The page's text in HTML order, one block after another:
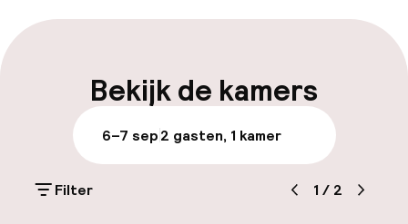
Meertalige medewerkers
Parkeren & mobiliteit
Parkeergelegenheid op eigen terrein
(buiten)
Bekijk de kamers
6–7 sep2 gasten, 1 kamer
Filter 1 / 2